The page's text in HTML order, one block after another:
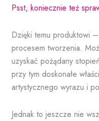
Psst, koniecznie też
Dzięki temu produktowi
procesem tworzenia.
uzyskać pożądany
przy tym doskonałe
artystycznego wyrazu i
Jednak to jeszcze nie